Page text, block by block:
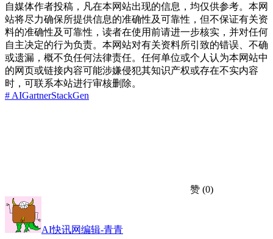
自媒体作者投稿，凡在本网站出现的信息，均仅供参考。本网
站将尽力确保所提供信息的准确性及可靠性，但不保证有关资
料的准确性及可靠性，读者在使用前请进一步核实，并对任何
自主决定的行为负责。本网站对有关资料所引致的错误、不确
或遗漏，概不负任何法律责任。任何单位或个人认为本网站中
的网页或链接内容可能涉嫌侵犯其知识产权或存在不实内容
时，可联系本站进行审核删除。
# AIGartnerStackGen
赞 (0)
AI快讯网编辑-青青